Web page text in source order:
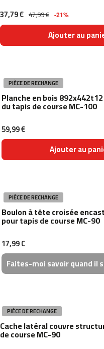
100
120
rouleaux
de
velos
10
rob-
machines
de
musculation
100
gym-
200
KITBAR-
150
plateformes
37,79 € 47,99 € -21%
Ajouter au
PIÈCE DE RECHANGE
Planche en bois
du tapis de course MC-100
59,99 €
Ajouter au
PIÈCE DE RECHANGE
Boulon à tête croisée
pour tapis de course MC-90
17,99 €
Faites-moi savoir quand il
PIÈCE DE RECHANGE
Cache latéral couvre
de course MC-90